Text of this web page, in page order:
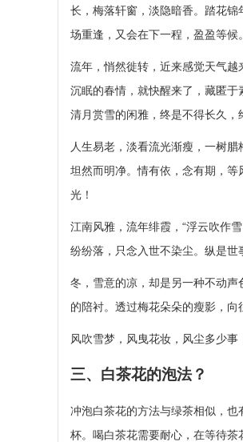
长，梅落轩窗，淡隐暗香。踏花
场重逢，又会在下一程，盈盈等候。
流年，悄然徙转，近来感觉天气
沉眠的春情，就快醒来了，藏匿于
清月赏雪的闲雅，终是不得长久，
人生易老，淡看流光渐瘦，一树
坦然而明净。情有依，念有期，
光！
江南风雅，流年绯霞，“浮云吹作
纷纷落，只念入世不染尘。纵是世
冬，雪意的凉，却是另一种不动
的陪衬。透过梅花朵朵的瘦影，向
风吹雪梦，风曳花妆，风尘多少
三、白茶花的泡法？
冲泡白茶花的方法与绿茶相似，
杯。喝白茶花需要耐心，在等待